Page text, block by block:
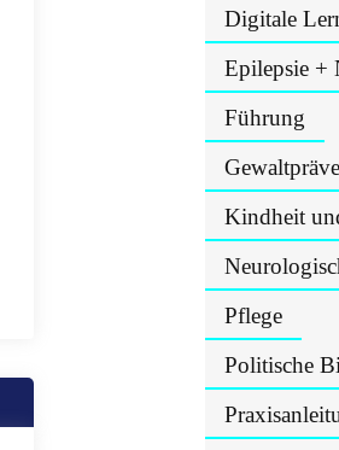
Digitale
Epilepsie +
Führung
Kindheit
Pflege
Politische